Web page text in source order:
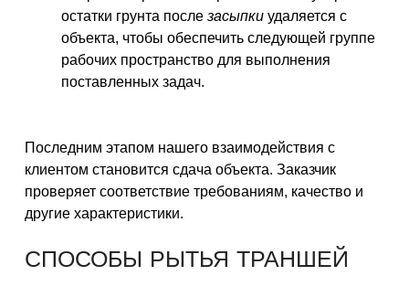
остатки грунта после засыпки удаляется с
объекта, чтобы обеспечить следующей группе
рабочих пространство для выполнения
поставленных задач.
Последним этапом нашего взаимодействия с
клиентом становится сдача объекта. Заказчик
проверяет соответствие требованиям, качество и
другие характеристики.
СПОСОБЫ РЫТЬЯ ТРАНШЕЙ